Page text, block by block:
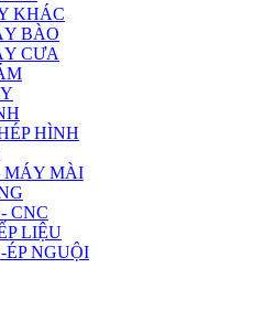
KHÁC
BÀO
CƯA
HÌNH
MÁY MÀI
CNC
LIỆU
ÉP NGUỘI